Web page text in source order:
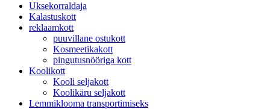
Uksekorraldaja
Kalastuskott
reklaamkott
puuvillane ostukott
Kosmeetikakott
pingutusnööriga kott
Koolikott
Kooli seljakott
Koolikäru seljakott
Lemmiklooma transportimiseks